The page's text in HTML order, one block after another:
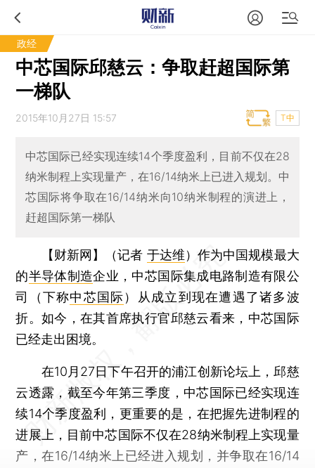
政经
中芯国际邱慈云：争取赶超国际第
一梯队
2015年10月27日 15:57 T中
中芯国际已经实现连续14个季度盈利，目前不仅在28
纳米制程上实现量产，在16/14纳米上已进入规划。中
芯国际将争取在16/14纳米向10纳米制程的演进上，
赶超国际第一梯队
【财新网】（记者 于达维） 作为中国规模最大
的半导体制造企业，中芯国际集成电路制造有限公
司（下称中芯国际）从成立到现在遭遇了诸多波
折。如今，在其首席执行官邱慈云看来，中芯国际
已经走出困境。
在10月27日下午召开的浦江创新论坛上，邱慈
云透露，截至今年第三季度，中芯国际已经实现连
续14个季度盈利，更重要的是，在把握先进制程的
进展上，目前中芯国际不仅在28纳米制程上实现量
产，在16/14纳米上已经进入规划，并争取在16/14